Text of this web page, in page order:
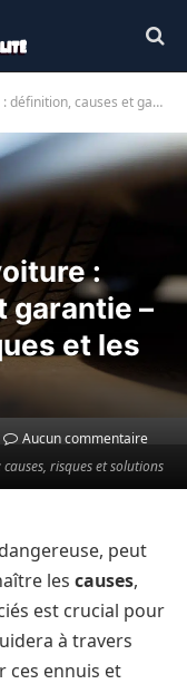
– comprendre les risques et les solutions
risques et solutions
:
garantie –
et les
Aucun commentaire
peut
les causes,
est crucial pour
à travers
ces ennuis et